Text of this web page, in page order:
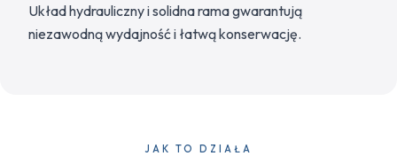
Układ hydrauliczny i solidna rama gwarantują
niezawodną wydajność i łatwą konserwację.
JAK TO DZIAŁA